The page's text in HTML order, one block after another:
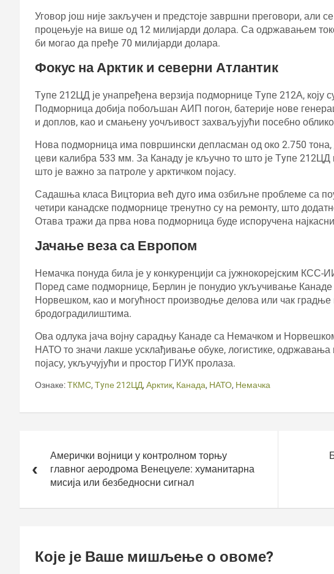
Уговор још није закључен и предстоје завршни преговори, али
процењује на више од 12 милијарди долара. Са одржавањем
би могао да пређе 70 милијарди долара.
Фокус на Арктик и северни Атлантик
Тyпе 212ЦД је унапређена верзија подморнице Тyпе 212А, коју
Подморница добија побољшан АИП погон, батерије нове
и доплов, као и смањену уочљивост захваљујући посебно
Нова подморница има површински депласман од око 2.750
цеви калибра 533 мм. За Канаду је кључно то што је Тyпе
што је важно за патроле у арктичком појасу.
Садашња класа Вицториа већ дуго има озбиљне проблеме са
четири канадске подморнице тренутно су на ремонту, што
Отава тражи да прва нова подморница буде испоручена
Јачање веза са Европом
Немачка понуда била је у конкуренцији са јужнокорејским
Поред саме подморнице, Берлин је понудио укључивање
Норвешком, као и могућност производње делова или чак
бродоградилиштима.
Ова одлука јача војну сарадњу Канаде са Немачком и
НАТО то значи лакше усклађивање обуке, логистике,
појасу, укључујући и простор ГИУК пролаза.
Ознаке:ТКМС, Тyпе 212ЦД, Арктик, Канада, НАТО, Немачка
чланкаАмерички војници у контролном торњу
главног аеродрома Венецуеле: хуманитарна
мисија или безбедносни сигнал
Које је Ваше мишљење о овоме?